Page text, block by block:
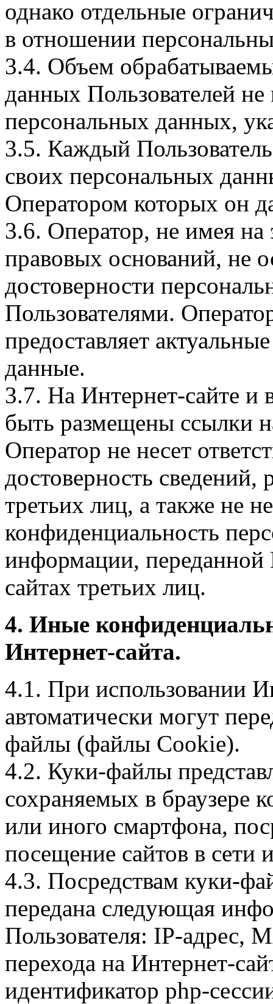
однако отдельные
в отношении
3.4. Объем
данных Пользователей
персональных данных,
3.5. Каждый
своих персональных
Оператором которых он
3.6. Оператор, не имея
правовых оснований, не
достоверности
Пользователями.
предоставляет
данные.
3.7. На Интернет-сайте
быть размещены ссылки
Оператор не несет
достоверность
третьих лиц, а также не
конфиденциальность
информации, переданной
сайтах третьих лиц.
4. Иные
Интернет-сайта.
4.1. При использовании
автоматически могут
файлы (файлы Cookie).
4.2. Куки-файлы
сохраняемых в браузере
или иного смартфона,
посещение сайтов в сети
4.3. Посредствам куки-
передана следующая
Пользователя: IP-адрес,
перехода на Интернет-
идентификатор php-